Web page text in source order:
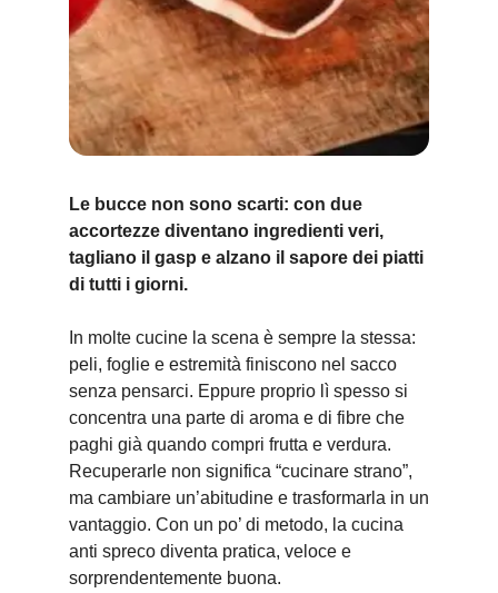
Le bucce non sono scarti: con due
accortezze diventano ingredienti veri,
tagliano il gasp e alzano il sapore dei piatti
di tutti i giorni.
In molte cucine la scena è sempre la stessa:
peli, foglie e estremità finiscono nel sacco
senza pensarci. Eppure proprio lì spesso si
concentra una parte di aroma e di fibre che
paghi già quando compri frutta e verdura.
Recuperarle non significa “cucinare strano”,
ma cambiare un’abitudine e trasformarla in un
vantaggio. Con un po’ di metodo, la cucina
anti spreco diventa pratica, veloce e
sorprendentemente buona.